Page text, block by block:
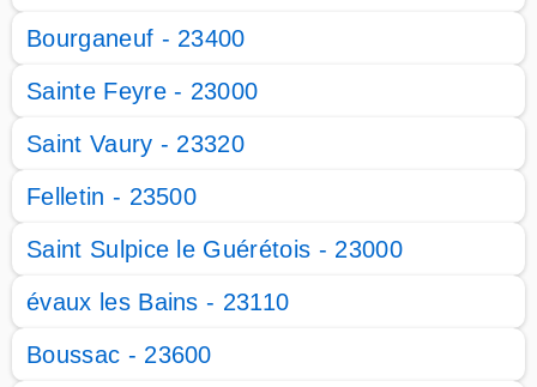
Bourganeuf - 23400
Sainte Feyre - 23000
Saint Vaury - 23320
Felletin - 23500
Saint Sulpice le Guérétois - 23000
évaux les Bains - 23110
Boussac - 23600